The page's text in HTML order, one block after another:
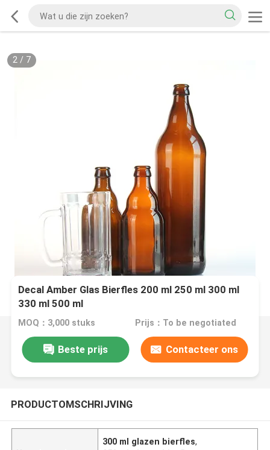
2/ 7
Decal Amber Glas Bierfles 200 ml 250 ml 300 ml
330 ml 500 ml
MOQ：3,000 stuks Prijs：To be negotiated
Beste prijs Contacteer ons
PRODUCTOMSCHRIJVING
300 ml glazen bierfles,